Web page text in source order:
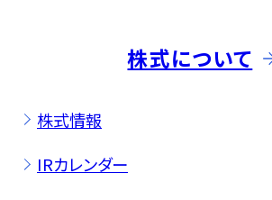
株式について
株式情報
IRカレンダー